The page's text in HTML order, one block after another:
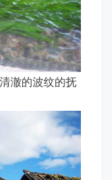
澈的波纹的抚